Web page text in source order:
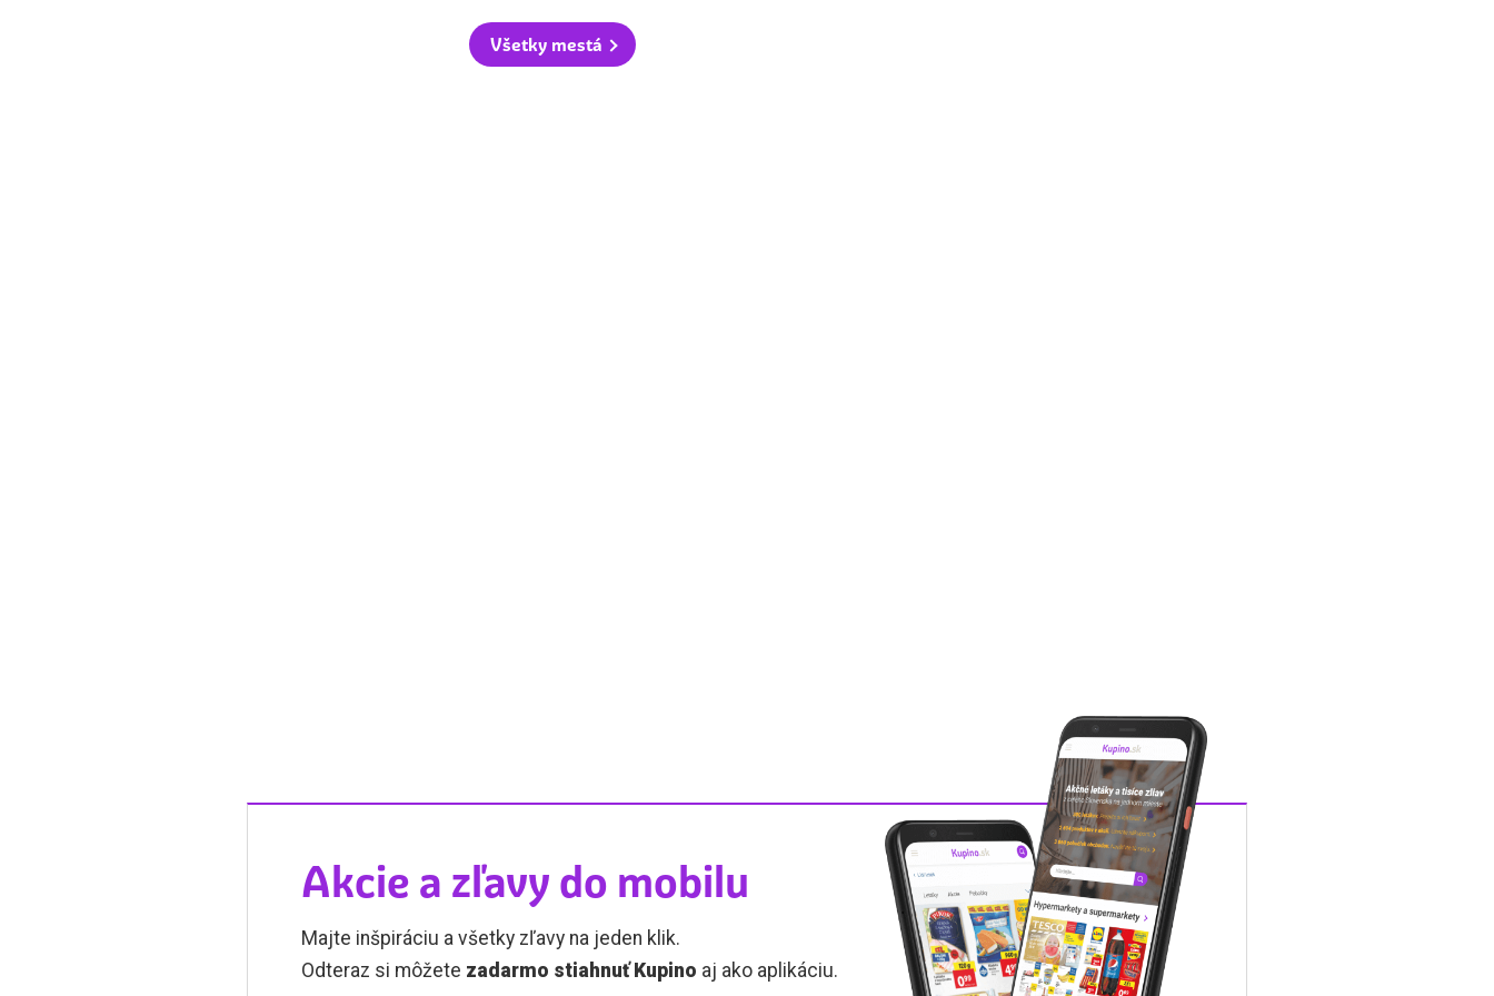
Všetky mestá
Akcie a zľavy do mobilu
Majte inšpiráciu a všetky zľavy na jeden klik.
Odteraz si môžete zadarmo stiahnuť Kupino aj ako aplikáciu.